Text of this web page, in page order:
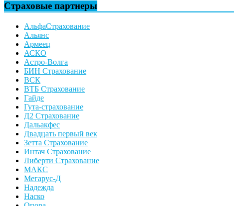
Страховые партнеры
АльфаСтрахование
Альянс
Армеец
АСКО
Астро-Волга
БИН Страхование
ВСК
ВТБ Страхование
Гайде
Гута-страхование
Д2 Страхование
Дальакфес
Двадцать первый век
Зетта Страхование
Интач Страхование
Либерти Страхование
МАКС
Мегарус-Д
Надежда
Наско